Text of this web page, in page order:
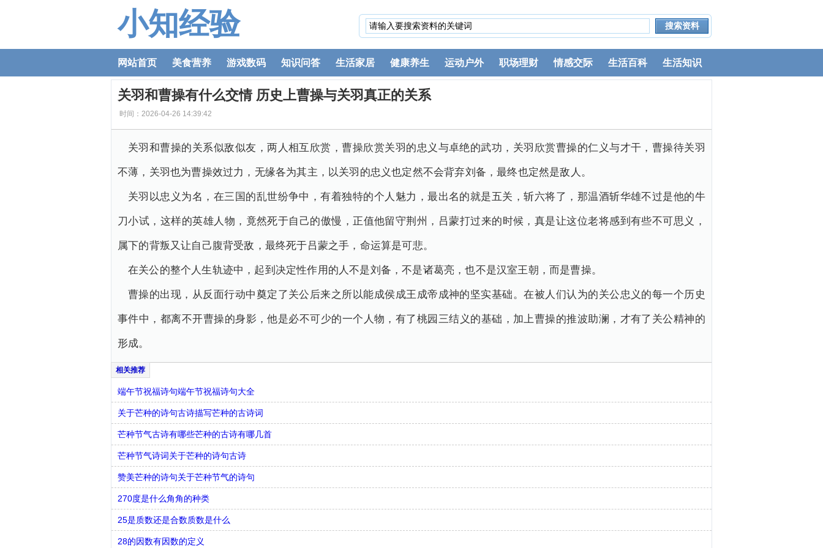
小知经验
网站首页 美食营养 游戏数码 知识问答 生活家居 健康养生 运动户外 职场理财 情感交际 生活百科 生活知识
关羽和曹操有什么交情 历史上曹操与关羽真正的关系
时间：2026-04-26 14:39:42
关羽和曹操的关系似敌似友，两人相互欣赏，曹操欣赏关羽的忠义与卓绝的武功，关羽欣赏曹操的仁义与才干，曹操待关羽
不薄，关羽也为曹操效过力，无缘各为其主，以关羽的忠义也定然不会背弃刘备，最终也定然是敌人。
关羽以忠义为名，在三国的乱世纷争中，有着独特的个人魅力，最出名的就是五关，斩六将了，那温酒斩华雄不过是他的牛
刀小试，这样的英雄人物，竟然死于自己的傲慢，正值他留守荆州，吕蒙打过来的时候，真是让这位老将感到有些不可思义，
属下的背叛又让自己腹背受敌，最终死于吕蒙之手，命运算是可悲。
在关公的整个人生轨迹中，起到决定性作用的人不是刘备，不是诸葛亮，也不是汉室王朝，而是曹操。
曹操的出现，从反面行动中奠定了关公后来之所以能成侯成王成帝成神的坚实基础。在被人们认为的关公忠义的每一个历史
事件中，都离不开曹操的身影，他是必不可少的一个人物，有了桃园三结义的基础，加上曹操的推波助澜，才有了关公精神的
形成。
端午节祝福诗句端午节祝福诗句大全
关于芒种的诗句古诗描写芒种的古诗词
芒种节气古诗有哪些芒种的古诗有哪几首
芒种节气诗词关于芒种的诗句古诗
赞美芒种的诗句关于芒种节气的诗句
270度是什么角角的种类
25是质数还是合数质数是什么
28的因数有因数的定义